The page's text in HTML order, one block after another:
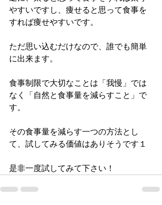
やすいですし、痩せると思って食事を
すれば痩せやすいです。
ただ思い込むだけなので、誰でも簡単
に出来ます。
食事制限で大切なことは「我慢」では
なく「自然と食事量を減らすこと」で
す。
その食事量を減らす一つの方法とし
て、試してみる価値はありそうです１
是非一度試してみて下さい！